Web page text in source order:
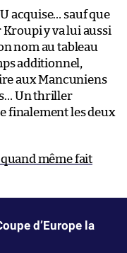
acquise… sauf que
y va lui aussi
nom au tableau
additionnel,
aux Mancuniens
Un thriller
finalement les deux
quand même fait
d’Europe la